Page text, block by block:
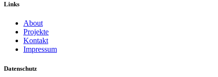
Links
About
Projekte
Kontakt
Impressum
Datenschutz